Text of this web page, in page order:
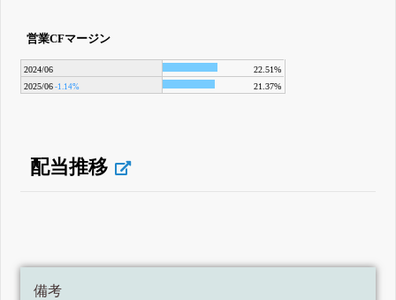
営業CFマージン
2024/06
22.51%
2025/06 -1.14% 21.37%
配当推移
備考